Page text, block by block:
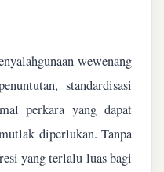
wewenang
standardisasi
perkara yang dapat
diperlukan. Tanpa
yang terlalu luas bagi